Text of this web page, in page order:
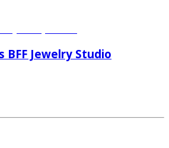
BFF Jewelry Studio